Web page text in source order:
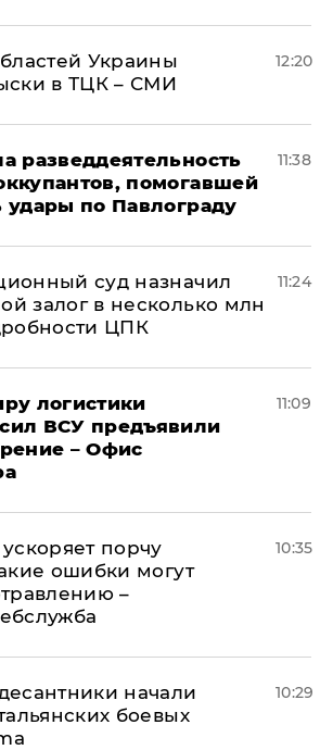
Украины
в ТЦК – СМИ
12:20
разведдеятельность
помогавшей
удары по Павлограду
11:38
суд назначил
залог в несколько млн
ЦПК
11:24
логистики
ВСУ предъявили
– Офис
11:09
порчу
ошибки могут
–
10:35
начали
боевых
10:29